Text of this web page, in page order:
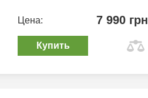
Цена: 7 990 грн
Купить